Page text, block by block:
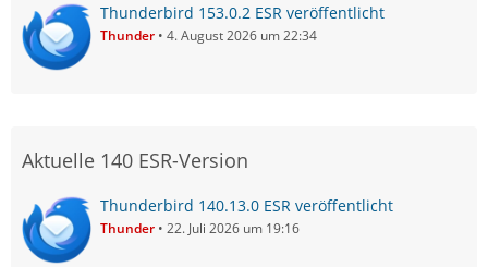
Thunderbird 153.0.2 ESR veröffentlicht
Thunder 4. August 2026 um 22:34
Aktuelle 140 ESR-Version
Thunderbird 140.13.0 ESR veröffentlicht
Thunder 22. Juli 2026 um 19:16